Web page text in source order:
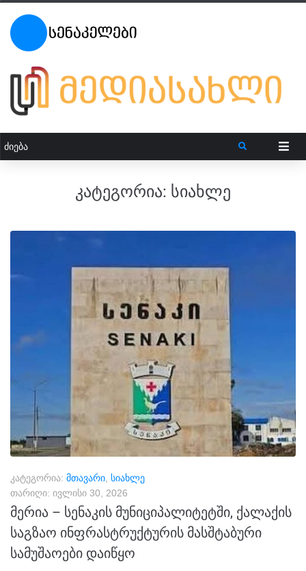
კატეგორია: სიახლე
კატეგორია: მთავარი სიახლე
თარიღი: ივლისი 30, 2026
მერია – სენაკის მუნიციპალიტეტში, ქალაქის
საგზაო ინფრასტრუქტურის მასშტაბური
სამუშაოები დაიწყო